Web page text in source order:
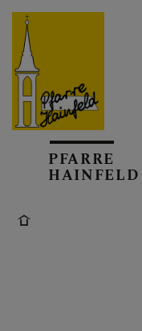
PFARRE
HAINFELD